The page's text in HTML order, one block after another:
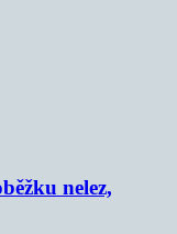
nelez,